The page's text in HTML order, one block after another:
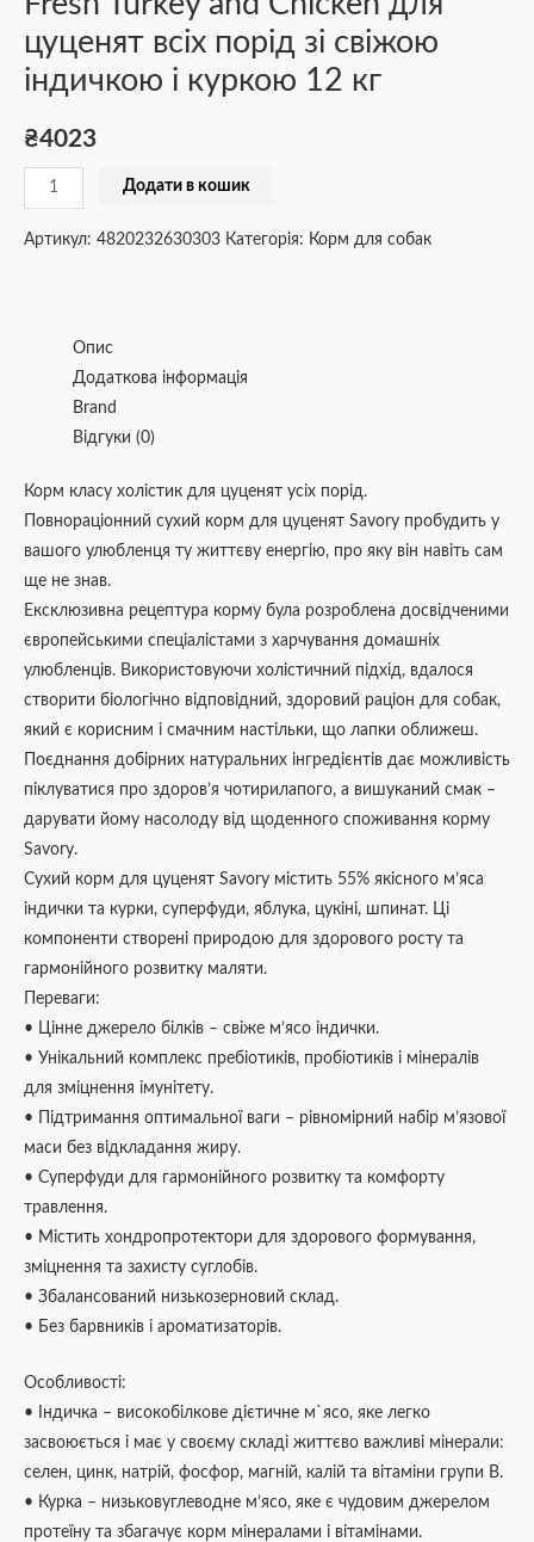
цуценят всіх порід зі свіжою
індичкою і куркою 12 кг
₴4023
Додати в кошик
Артикул: 4820232630303 Категорія: Корм для собак
Опис
Додаткова інформація
Brand
Відгуки (0)
Корм класу холістик для цуценят усіх порід.
Повнораціонний сухий корм для цуценят Savory пробудить у
вашого улюбленця ту життєву енергію, про яку він навіть сам
ще не знав.
Ексклюзивна рецептура корму була розроблена досвідченими
європейськими спеціалістами з харчування домашніх
улюбленців. Використовуючи холістичний підхід, вдалося
створити біологічно відповідний, здоровий раціон для собак,
який є корисним і смачним настільки, що лапки оближеш.
Поєднання добірних натуральних інгредієнтів дає можливість
піклуватися про здоров’я чотирилапого, а вишуканий смак –
дарувати йому насолоду від щоденного споживання корму
Savory.
Сухий корм для цуценят Savory містить 55% якісного м’яса
індички та курки, суперфуди, яблука, цукіні, шпинат. Ці
компоненти створені природою для здорового росту та
гармонійного розвитку маляти.
Переваги:
• Цінне джерело білків – свіже м’ясо індички.
• Унікальний комплекс пребіотиків, пробіотиків і мінералів
для зміцнення імунітету.
• Підтримання оптимальної ваги – рівномірний набір м’язової
маси без відкладання жиру.
• Суперфуди для гармонійного розвитку та комфорту
травлення.
• Містить хондропротектори для здорового формування,
зміцнення та захисту суглобів.
• Збалансований низькозерновий склад.
• Без барвників і ароматизаторів.
Особливості:
• Індичка – високобілкове дієтичне м`ясо, яке легко
засвоюється і має у своєму складі життєво важливі мінерали:
селен, цинк, натрій, фосфор, магній, калій та вітаміни групи B.
• Курка – низьковуглеводне м’ясо, яке є чудовим джерелом
протеїну та збагачує корм мінералами і вітамінами.